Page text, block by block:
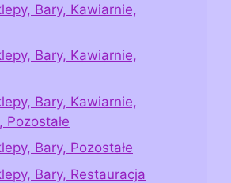
Bary, Kawiarnie,
Bary, Kawiarnie,
Bary, Kawiarnie,
Pozostałe
Bary, Pozostałe
Bary, Restauracja